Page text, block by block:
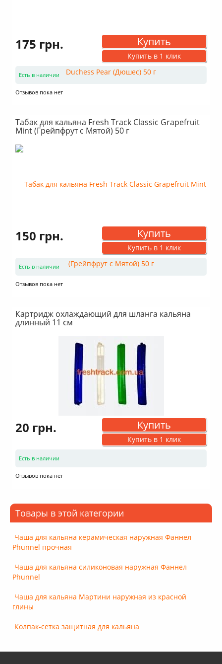
175 грн. Купить
Купить в 1 клик
Есть в наличии
Отзывов пока нет
Табак для кальяна Fresh Track Classic Grapefruit
Mint (Грейпфрут с Мятой) 50 г
150 грн. Купить
Купить в 1 клик
Есть в наличии
Отзывов пока нет
Картридж охлаждающий для шланга кальяна
длинный 11 см
20 грн. Купить
Купить в 1 клик
Есть в наличии
Отзывов пока нет
Товары в этой категории
Чаша для кальяна керамическая наружная Фаннел
Phunnel прочная
Чаша для кальяна силиконовая наружная Фаннел
Phunnel
Чаша для кальяна Мартини наружная из красной
глины
Колпак-сетка защитная для кальяна